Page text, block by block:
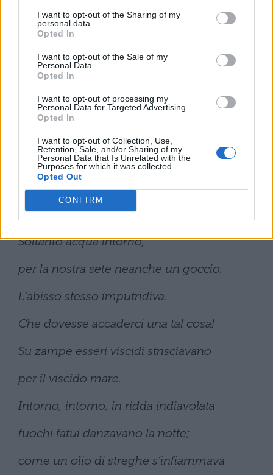
I want to opt-out of the Sharing of my
personal data.
Opted In
I want to opt-out of the Sale of my
Personal Data.
Opted In
I want to opt-out of processing my
Personal Data for Targeted Advertising.
Opted In
I want to opt-out of Collection, Use,
Retention, Sale, and/or Sharing of my
Personal Data that Is Unrelated with the
Purposes for which it was collected.
Opted Out
CONFIRM
e non era più grande della luna.
restammo senza vento, lì, immobili
fermi come una nave
E l’Albatro comincia ad essere vendicato
Soltanto acqua intorno,
si torceva ogni tavola.
Soltanto acqua intorno,
per la nostra sete neanche un goccio.
L’abisso stesso imputridiva.
Che dovesse accaderci una tal cosa!
Su zampe esseri viscidi strisciavano
per il viscido mare.
Intorno, intorno, in ridda indiavolata
fuochi fatui danzavano la notte;
come un olio di streghe s’infiammava